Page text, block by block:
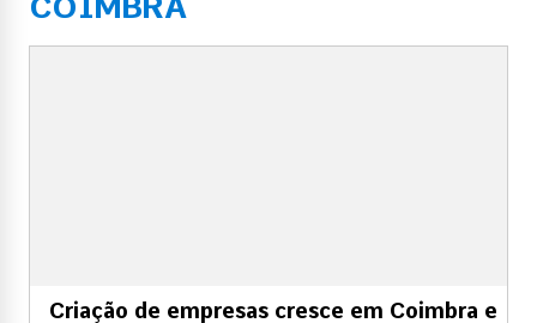
Criação de empresas cresce em Coimbra e